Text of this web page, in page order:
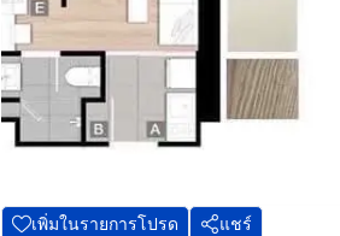
เพิ่มในรายการโปรด แชร์